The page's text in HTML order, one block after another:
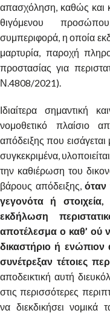
απασχόληση, καθώς και
θιγόμενου
συμπεριφορά, η οποία
μαρτυρία, παροχή
προστασίας για
Ν.4808/2021).
Ιδιαίτερα σημαντική
νομοθετικό πλαίσιο
απόδειξης που
συγκεκριμένα,
την καθιέρωση του
βάρους απόδειξης,όταν
γεγονότα ή
εκδήλωση
αποτέλεσμα ο καθ’ ού
δικαστήριο ή ενώπιον
συνέτρεξαν τέτοιες
αποδεικτική αυτή
στις περισσότερες
να διεκδικήσει νομικά